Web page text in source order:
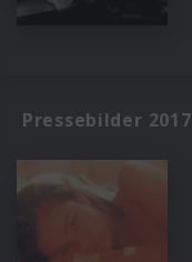
Pressebilder 2017